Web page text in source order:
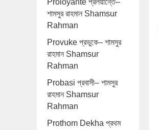
Proloyante প্রলয়ান্তে–
শামসুর রাহমান Shamsur
Rahman
Provuke প্রভুকে– শামসুর
রাহমান Shamsur
Rahman
Probasi প্রবাসী– শামসুর
রাহমান Shamsur
Rahman
Prothom Dekha প্রথম